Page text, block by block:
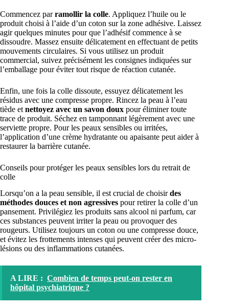
Commencez parramollir la colle. Appliquez l’huile ou le
produit choisi à l’aide d’un coton sur la zone adhésive. Laissez
agir quelques minutes pour que l’adhésif commence à se
dissoudre. Massez ensuite délicatement en effectuant de petits
mouvements circulaires. Si vous utilisez un produit
commercial, suivez précisément les consignes indiquées sur
l’emballage pour éviter tout risque de réaction cutanée.
Enfin, une fois la colle dissoute, essuyez délicatement les
résidus avec une compresse propre. Rincez la peau à l’eau
tiède et nettoyez avec un savon doux pour éliminer toute
trace de produit. Séchez en tamponnant légèrement avec une
serviette propre. Pour les peaux sensibles ou irritées,
l’application d’une crème hydratante ou apaisante peut aider à
restaurer la barrière cutanée.
Conseils pour protéger les peaux sensibles lors du retrait de
colle
Lorsqu’on a la peau sensible, il est crucial de choisirdes
méthodes douces et non agressives pour retirer la colle d’un
pansement. Privilégiez les produits sans alcool ni parfum, car
ces substances peuvent irriter la peau ou provoquer des
rougeurs. Utilisez toujours un coton ou une compresse douce,
et évitez les frottements intenses qui peuvent créer des micro-
lésions ou des inflammations cutanées.
A LIRE : Combien de temps peut-on rester en
hôpital psychiatrique ?